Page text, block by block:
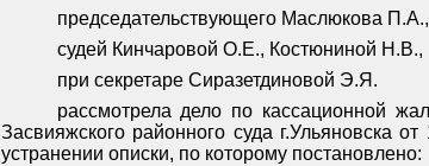
председательствующего Маслюкова П.А.,
судей Кинчаровой О.Е., Костюниной Н.В.,
при секретаре Сиразетдиновой Э.Я.
рассмотрела дело по кассационной
Засвияжского районного суда г.Ульяновска
устранении описки, по которому постановлено: